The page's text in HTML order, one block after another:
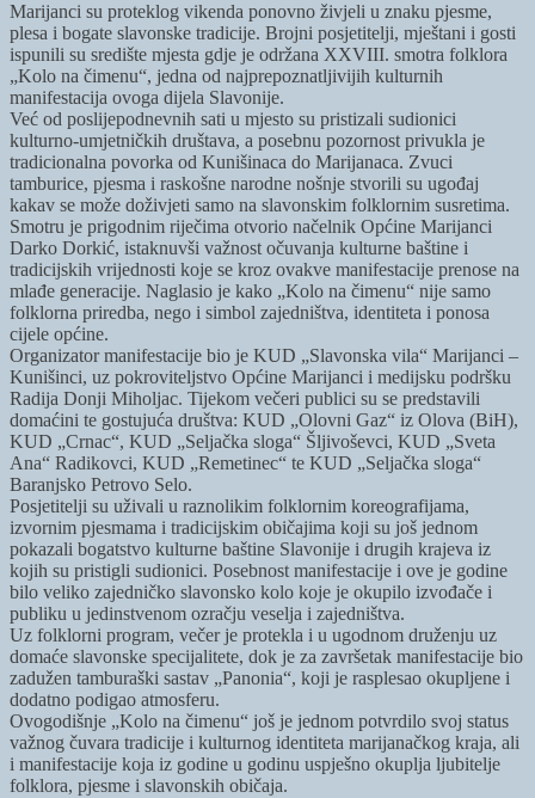
Marijanci su proteklog vikenda ponovno živjeli u znaku pjesme,
plesa i bogate slavonske tradicije. Brojni posjetitelji, mještani i gosti
ispunili su središte mjesta gdje je održana XXVIII. smotra folklora
„Kolo na čimenu“, jedna od najprepoznatljivijih kulturnih
manifestacija ovoga dijela Slavonije.
Već od poslijepodnevnih sati u mjesto su pristizali sudionici
kulturno-umjetničkih društava, a posebnu pozornost privukla je
tradicionalna povorka od Kunišinaca do Marijanaca. Zvuci
tamburice, pjesma i raskošne narodne nošnje stvorili su ugođaj
kakav se može doživjeti samo na slavonskim folklornim susretima.
Smotru je prigodnim riječima otvorio načelnik Općine Marijanci
Darko Dorkić, istaknuvši važnost očuvanja kulturne baštine i
tradicijskih vrijednosti koje se kroz ovakve manifestacije prenose na
mlađe generacije. Naglasio je kako „Kolo na čimenu“ nije samo
folklorna priredba, nego i simbol zajedništva, identiteta i ponosa
cijele općine.
Organizator manifestacije bio je KUD „Slavonska vila“ Marijanci –
Kunišinci, uz pokroviteljstvo Općine Marijanci i medijsku podršku
Radija Donji Miholjac. Tijekom večeri publici su se predstavili
domaćini te gostujuća društva: KUD „Olovni Gaz“ iz Olova (BiH),
KUD „Crnac“, KUD „Seljačka sloga“ Šljivoševci, KUD „Sveta
Ana“ Radikovci, KUD „Remetinec“ te KUD „Seljačka sloga“
Baranjsko Petrovo Selo.
Posjetitelji su uživali u raznolikim folklornim koreografijama,
izvornim pjesmama i tradicijskim običajima koji su još jednom
pokazali bogatstvo kulturne baštine Slavonije i drugih krajeva iz
kojih su pristigli sudionici. Posebnost manifestacije i ove je godine
bilo veliko zajedničko slavonsko kolo koje je okupilo izvođače i
publiku u jedinstvenom ozračju veselja i zajedništva.
Uz folklorni program, večer je protekla i u ugodnom druženju uz
domaće slavonske specijalitete, dok je za završetak manifestacije bio
zadužen tamburaški sastav „Panonia“, koji je rasplesao okupljene i
dodatno podigao atmosferu.
Ovogodišnje „Kolo na čimenu“ još je jednom potvrdilo svoj status
važnog čuvara tradicije i kulturnog identiteta marijanačkog kraja, ali
i manifestacije koja iz godine u godinu uspješno okuplja ljubitelje
folklora, pjesme i slavonskih običaja.